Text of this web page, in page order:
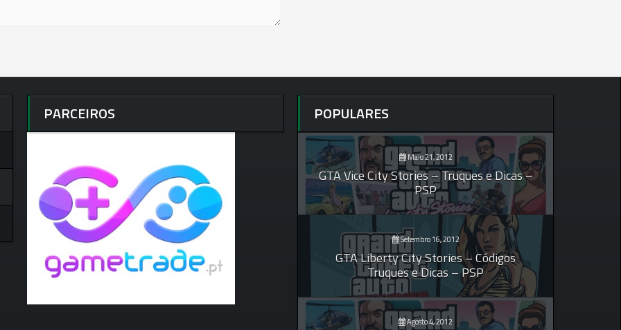
PARCEIROS POPULARES
Maio 21, 2012
GTA Vice City Stories – Truques e Dicas –
PSP
Setembro 16, 2012
GTA Liberty City Stories – Códigos
Truques e Dicas – PSP
Agosto 4, 2012